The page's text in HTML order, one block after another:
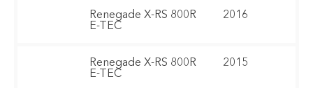
Renegade X-RS 800R
E-TEC
2016
Renegade X-RS 800R
E-TEC
2015